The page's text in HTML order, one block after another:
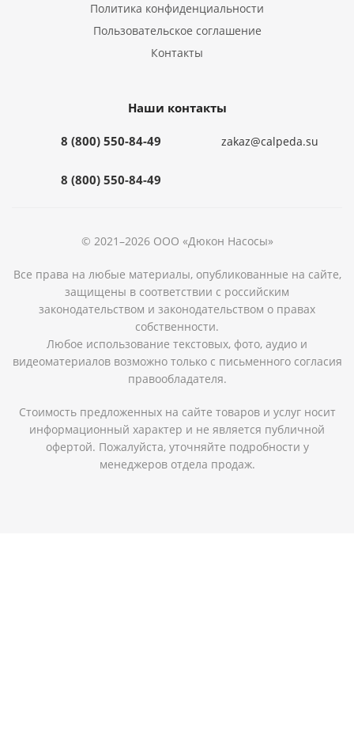
Политика конфиденциальности
Пользовательское соглашение
Контакты
Наши контакты
8 (800) 550-84-49
8 (800) 550-84-49
zakaz@calpeda.su
© 2021–2026 ООО «Дюкон Насосы»
Все права на любые материалы, опубликованные на сайте,
защищены в соответствии с российским
законодательством и законодательством о правах
собственности.
Любое использование текстовых, фото, аудио и
видеоматериалов возможно только с письменного согласия
правообладателя.
Стоимость предложенных на сайте товаров и услуг носит
информационный характер и не является публичной
офертой. Пожалуйста, уточняйте подробности у
менеджеров отдела продаж.